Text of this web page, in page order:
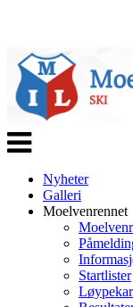
Veksle
navigasjon
Nyheter
Galleri
Moelvenrennet
Startlister